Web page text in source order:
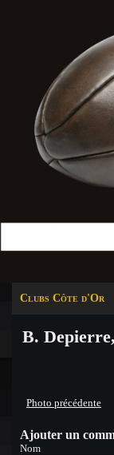
Clubs Côte d'Or
B.
Photo précédente
Ajouter un
Nom